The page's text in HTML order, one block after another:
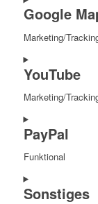
Google
Marketing/
Consent
to
google-
maps
YouTube
Marketing/
Consent
to
youtube
PayPal
Funktional
Consent
to
Sonstiges